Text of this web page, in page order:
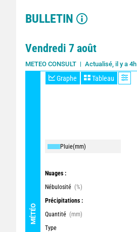
BULLETIN
Vendredi 7 août
METEO CONSULT Actualisé, il y a 4h
MÉTÉO
Graphe Tableau
Pluie(mm)
Nuages :
Nébulosité (%)
Précipitations :
Quantité (mm)
Type